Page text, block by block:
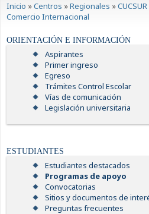
Inicio »Centros »Regionales »CUCSUR
Comercio Internacional
ORIENTACIÓN E INFORMACIÓN
Aspirantes
Primer ingreso
Egreso
Trámites Control Escolar
Vías de comunicación
Legislación universitaria
ESTUDIANTES
Estudiantes destacados
Programas de apoyo
Convocatorias
Sitios y documentos de
Preguntas frecuentes